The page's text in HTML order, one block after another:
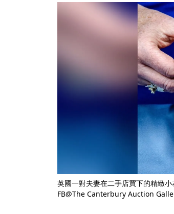
英國一對夫妻在二手店買下的精緻
FB@The Canterbury Auction